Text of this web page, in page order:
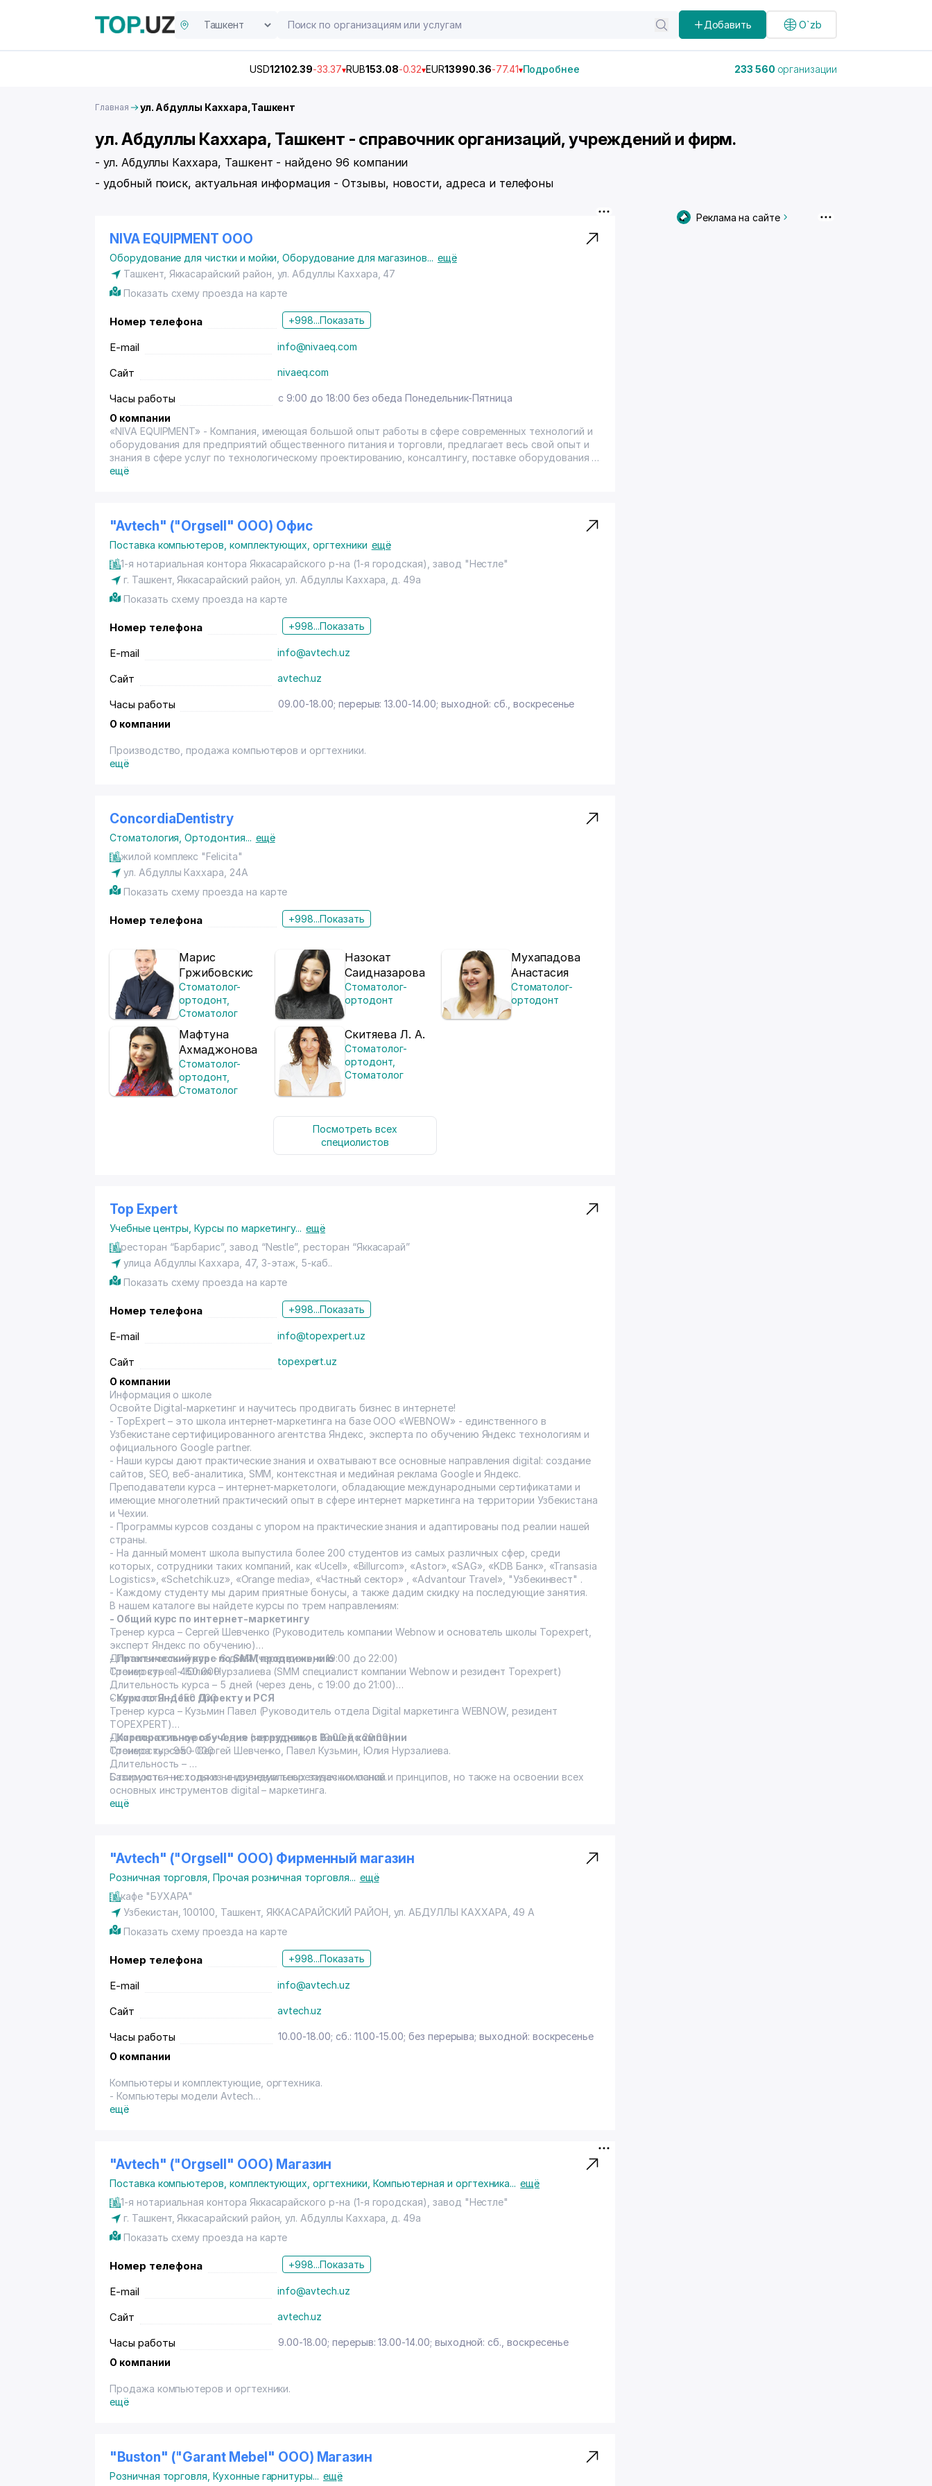
Добавить O`zb
USD12102.39-33.37 RUB153.08-0.32 EUR13990.36-77.41 Подробнее 233 560 организации
Главная ул. Абдуллы Каххара,Ташкент
ул. Абдуллы Каххара, Ташкент - справочник организаций, учреждений и фирм.
- ул. Абдуллы Каххара, Ташкент - найдено 96 компании
- удобный поиск, актуальная информация - Отзывы, новости, адреса и телефоны
NIVA EQUIPMENT ООО
Оборудование для чистки и мойки ,Оборудование для магазинов... ещё
Ташкент, Яккасарайский район ул. Абдуллы Каххара , 47
Показать схему проезда на карте
Номер телефона +998...Показать
E-mail info@nivaeq.com
Сайт nivaeq.com
Часы работы
c 9:00 до 18:00 без обеда Понедельник-Пятница
О компании
«NIVA EQUIPMENT» - Компания, имеющая большой опыт работы в сфере современных технологий и
оборудования для предприятий общественного питания и торговли, предлагает весь свой опыт и
знания в сфере услуг по технологическому проектированию, консалтингу, поставке оборудования и
техническому обслуживанию предприятий общественного питания и торговли любого формата и
идей и проектов. Наши партнеры - ведущие консалтинговые и проектные бюро Европы и Северной
из Северной Америки, Европы и стран СНГ. Мы всегда рады стать Вашим надежным партнером в
развитии бизнеса и готовы предложить Вам оптимальные коммерческие условия и качественный
сервис!
ещё
"Avtech" ("Orgsell" ООО) Офис
Поставка компьютеров, комплектующих, оргтехники ещё
1-я нотариальная контора Яккасарайского р-на (1-я городская), завод "Нестле"
г. Ташкент, Яккасарайский район ,ул. Абдуллы Каххара , д. 49а
Показать схему проезда на карте
Номер телефона +998...Показать
E-mail info@avtech.uz
Сайт avtech.uz
Часы работы
09.00-18.00; перерыв: 13.00-14.00; выходной: сб., воскресенье
О компании
Производство, продажа компьютеров и оргтехники.
ещё
ConcordiaDentistry
Стоматология ,Ортодонтия... ещё
жилой комплекс "Felicita"
ул. Абдуллы Каххара , 24А
Показать схему проезда на карте
Номер телефона +998...Показать
Марис
Гржибовскис
Стоматолог-
ортодонт,
Стоматолог
Назокат
Саидназарова
Стоматолог-
ортодонт
Мухападова
Анастасия
Стоматолог-
ортодонт
Мафтуна
Ахмаджонова
Стоматолог-
ортодонт,
Стоматолог
Скитяева Л. А.
Стоматолог-
ортодонт,
Стоматолог
Посмотреть всех
специолистов
Top Expert
Учебные центры ,Курсы по маркетингу... ещё
ресторан “Барбарис”, завод “Nestle”, ресторан “Яккасарай”
улица Абдуллы Каххара, 47, 3-этаж, 5-каб..
Показать схему проезда на карте
Номер телефона +998...Показать
E-mail info@topexpert.uz
Сайт
topexpert.uz
О компании
Информация о школе
Освойте Digital-маркетинг и научитесь продвигать бизнес в интернете!
- TopExpert – это школа интернет-маркетинга на базе ООО «WEBNOW» - единственного в
Узбекистане сертифицированного агентства Яндекс, эксперта по обучению Яндекс технологиям и
официального Google partner.
-️ Наши курсы дают практические знания и охватывают все основные направления digital: создание
сайтов, SEO, веб-аналитика, SMM, контекстная и медийная реклама Google и Яндекс.
Преподаватели курса – интернет-маркетологи, обладающие международными сертификатами и
имеющие многолетний практический опыт в сфере интернет маркетинга на территории Узбекистана
и Чехии.
-️ Программы курсов созданы с упором на практические знания и адаптированы под реалии нашей
страны.
- На данный момент школа выпустила более 200 студентов из самых различных сфер, среди
которых, сотрудники таких компаний, как «Ucell», «Billurcom», «Astor», «SAG», «KDB Банк», «Transasia
Logistics», «Schetchik.uz», «Orange media», «Частный сектор» , «Advantour Travel», "Узбекинвест" .
-️ Каждому студенту мы дарим приятные бонусы, а также дадим скидку на последующие занятия.
В нашем каталоге вы найдете курсы по трем направлениям:
- Общий курс по интернет-маркетингу
Тренер курса – Сергей Шевченко (Руководитель компании Webnow и основатель школы Topexpert,
эксперт Яндекс по обучению)
Длительность курса – 6 дней (через день, с 19:00 до 22:00)
Стоимость – 1 450 000
- Практический курс по SMM продвижению
Тренер курса – Юлия Нурзалиева (SMM специалист компании Webnow и резидент Topexpert)
Длительность курса – 5 дней (через день, с 19:00 до 21:00)
Стоимость – 1 150 000
- Курс по Яндекс Директу и РСЯ
Тренер курса – Кузьмин Павел (Руководитель отдела Digital маркетинга WEBNOW, резидент
TOPEXPERT)
Длительность курса – 4 дня (через день, с 19:00 до 22:00)
Стоимость – 950 000
- Корпоративное обучение сотрудников Вашей компании
Тренера курсов – Сергей Шевченко, Павел Кузьмин, Юлия Нурзалиева.
Длительность –
Стоимость – исходя из индивидуальных задач компаний.
Базируются не только на изучении теоретических основ и принципов, но также на освоении всех
основных инструментов digital – маркетинга.
ещё
"Avtech" ("Orgsell" ООО) Фирменный магазин
Розничная торговля ,Прочая розничная торговля... ещё
кафе "БУХАРА"
Узбекистан, 100100, Ташкент, ЯККАСАРАЙСКИЙ РАЙОН , ул. АБДУЛЛЫ КАХХАРА, 49 А
Показать схему проезда на карте
Номер телефона +998...Показать
E-mail info@avtech.uz
Сайт avtech.uz
Часы работы
10.00-18.00; сб.: 11.00-15.00; без перерыва; выходной: воскресенье
О компании
Компьютеры и комплектующие, оргтехника.
- Компьютеры модели Avtech
- Моноблоки модели Avtech
Гарантия 1 год.
Магазин нашей компании имеет возможность производить реализацию товара как за наличный, так
и за безналичный расчёт, принимаются пластиковые карты UZKARD, VISA.
Также вы можете приобрести товар в рассрочку, Рассрочка действует на товары стоимостью
свыше 500.000 сум и предоставляется только физическим лицам. Подробнее условия на сайте
www.avtech.uz.
ещё
"Avtech" ("Orgsell" ООО) Магазин
Поставка компьютеров, комплектующих, оргтехники Компьютерная и оргтехника... ещё
1-я нотариальная контора Яккасарайского р-на (1-я городская), завод "Нестле"
г. Ташкент, Яккасарайский район ,ул. Абдуллы Каххара , д. 49а
Показать схему проезда на карте
Номер телефона +998...Показать
E-mail info@avtech.uz
Сайт avtech.uz
Часы работы
9.00-18.00; перерыв: 13.00-14.00; выходной: сб., воскресенье
О компании
Продажа компьютеров и оргтехники.
ещё
"Buston" ("Garant Mebel" ООО) Магазин
Розничная торговля ,Кухонные гарнитуры... ещё
Реклама на сайте